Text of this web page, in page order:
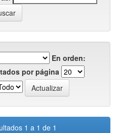
En orden:
por página
1 a 1 de 1